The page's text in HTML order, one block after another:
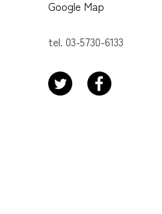
Google Map
tel. 03-5730-6133